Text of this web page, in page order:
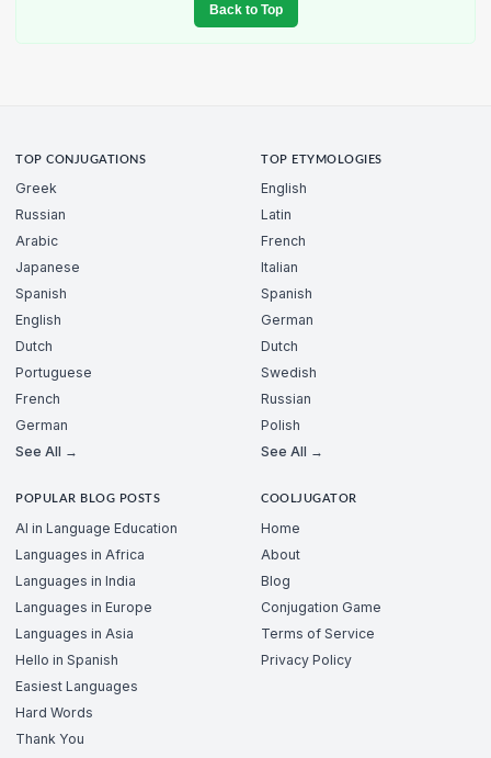
Back to Top
TOP CONJUGATIONS
Greek
Russian
Arabic
Japanese
Spanish
English
Dutch
Portuguese
French
German
See All →
TOP ETYMOLOGIES
English
Latin
French
Italian
Spanish
German
Dutch
Swedish
Russian
Polish
See All →
POPULAR BLOG POSTS
AI in Language Education
Languages in Africa
Languages in India
Languages in Europe
Languages in Asia
Hello in Spanish
Easiest Languages
Hard Words
Thank You
COOLJUGATOR
Home
About
Blog
Conjugation Game
Terms of Service
Privacy Policy